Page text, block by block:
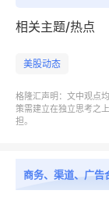
相关主题/热点
美股动态
格隆汇声明：文中观点
策需建立在独立思考之
担。
商务、渠道、广告